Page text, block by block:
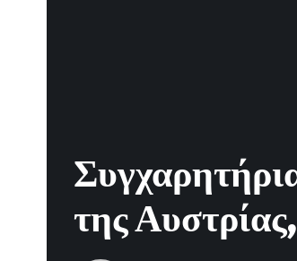
της